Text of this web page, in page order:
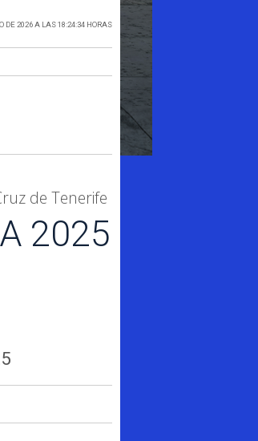
DE 2026 A LAS 18:24:34 HORAS
de Tenerife
2025